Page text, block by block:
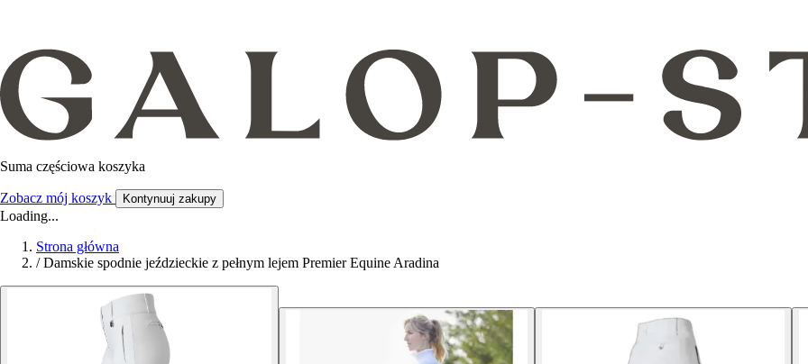
Suma częściowa koszyka
Zobacz mój koszyk Kontynuuj zakupy
Loading...
Strona główna
/ Damskie spodnie jeździeckie z pełnym lejem Premier Equine Aradina